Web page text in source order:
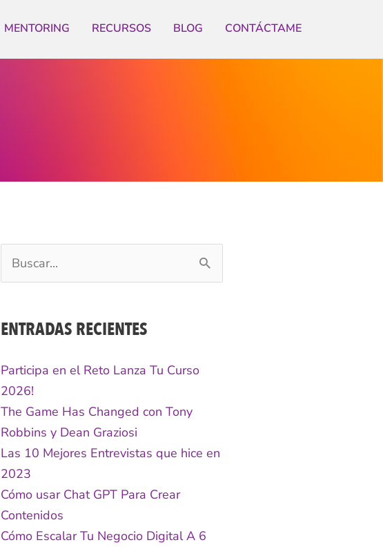
MENTORING RECURSOS BLOG CONTÁCTAME
Buscar
por:
ENTRADAS RECIENTES
Participa en el Reto Lanza Tu Curso
2026!
The Game Has Changed con Tony
Robbins y Dean Graziosi
Las 10 Mejores Entrevistas que hice en
2023
Cómo usar Chat GPT Para Crear
Contenidos
Cómo Escalar Tu Negocio Digital A 6